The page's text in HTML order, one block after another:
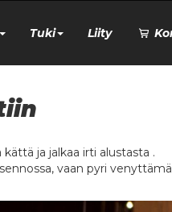
Tuki Liity
ja jalkaa irti alustasta .
vaan pyri